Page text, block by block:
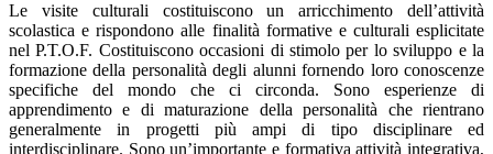
Le visite culturali costituiscono un arricchimento dell’attività
scolastica e rispondono alle finalità formative e culturali esplicitate
nel P.T.O.F. Costituiscono occasioni di stimolo per lo sviluppo e la
formazione della personalità degli alunni fornendo loro conoscenze
specifiche del mondo che ci circonda. Sono esperienze di
apprendimento e di maturazione della personalità che rientrano
generalmente in progetti più ampi di tipo disciplinare ed
interdisciplinare. Sono un’importante e formativa attività integrativa,